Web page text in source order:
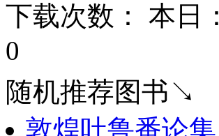
下载次数： 本日
0
随机推荐图书↘
敦煌吐鲁番论